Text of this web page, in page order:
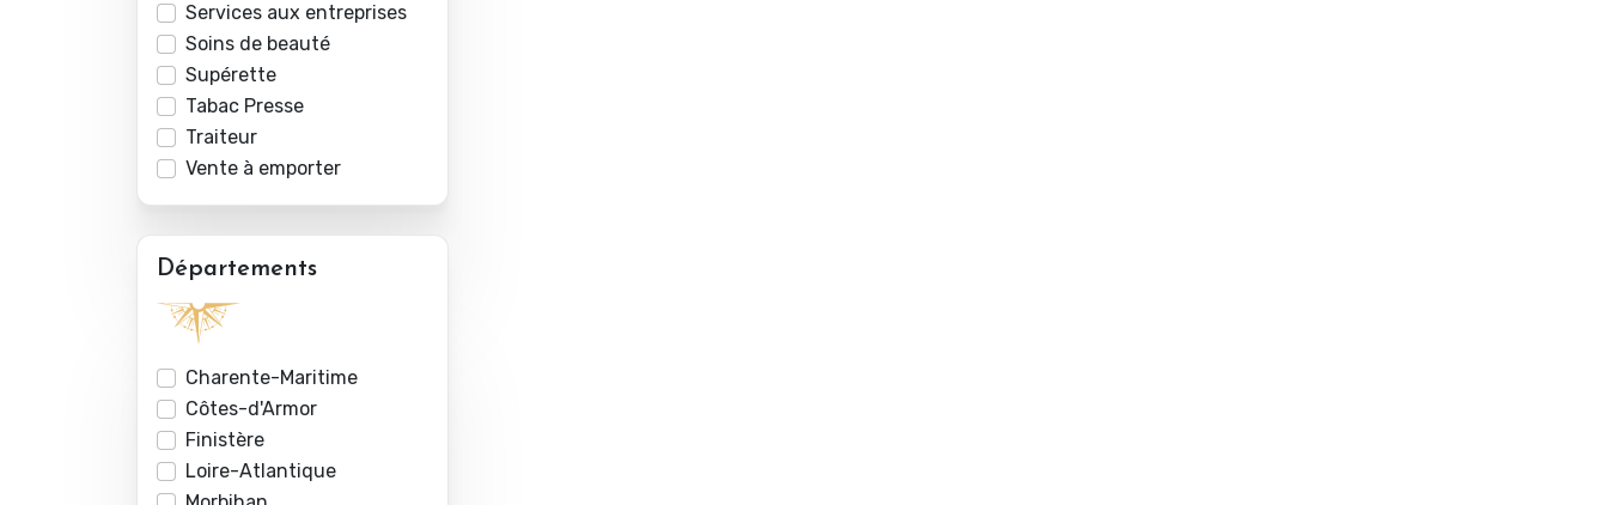
Services aux entreprises
Soins de beauté
Supérette
Tabac Presse
Traiteur
Vente à emporter
Départements
Charente-Maritime
Côtes-d'Armor
Finistère
Loire-Atlantique